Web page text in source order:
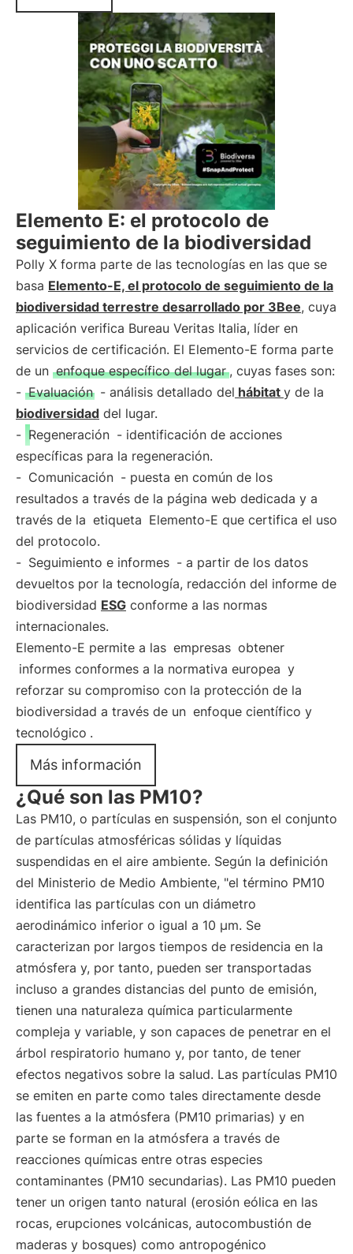
Elemento E: el protocolo de
seguimiento de la biodiversidad
Polly X forma parte de las tecnologías en las que se
basa Elemento-E, el protocolo de seguimiento de la
biodiversidad terrestre desarrollado por 3Bee, cuya
aplicación verifica Bureau Veritas Italia, líder en
servicios de certificación. El Elemento-E forma parte
de un enfoque específico del lugar , cuyas fases son:
- Evaluación - análisis detallado del hábitat y de la
biodiversidad del lugar.
- Regeneración - identificación de acciones
específicas para la regeneración.
- Comunicación - puesta en común de los
resultados a través de la página web dedicada y a
través de la etiqueta Elemento-E que certifica el uso
del protocolo.
- Seguimiento e informes - a partir de los datos
devueltos por la tecnología, redacción del informe de
biodiversidad ESG conforme a las normas
internacionales.
Elemento-E permite a las empresas obtener
informes conformes a la normativa europea y
reforzar su compromiso con la protección de la
biodiversidad a través de un enfoque científico y
tecnológico .
Más información
¿Qué son las PM10?
Las PM10, o partículas en suspensión, son el conjunto
de partículas atmosféricas sólidas y líquidas
suspendidas en el aire ambiente. Según la definición
del Ministerio de Medio Ambiente, "el término PM10
identifica las partículas con un diámetro
aerodinámico inferior o igual a 10 µm. Se
caracterizan por largos tiempos de residencia en la
atmósfera y, por tanto, pueden ser transportadas
incluso a grandes distancias del punto de emisión,
tienen una naturaleza química particularmente
compleja y variable, y son capaces de penetrar en el
árbol respiratorio humano y, por tanto, de tener
efectos negativos sobre la salud. Las partículas PM10
se emiten en parte como tales directamente desde
las fuentes a la atmósfera (PM10 primarias) y en
parte se forman en la atmósfera a través de
reacciones químicas entre otras especies
contaminantes (PM10 secundarias). Las PM10 pueden
tener un origen tanto natural (erosión eólica en las
rocas, erupciones volcánicas, autocombustión de
maderas y bosques) como antropogénico